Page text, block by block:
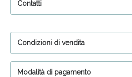
Contatti
Condizioni di vendita
Modalità di pagamento